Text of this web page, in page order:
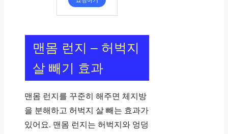
맨몸 런지 – 허벅지
살 빼기 효과
맨몸 런지를 꾸준히 해주면 체지방
을 분해하고 허벅지 살 빼는 효과가
있어요. 맨몸 런지는 허벅지와 엉덩